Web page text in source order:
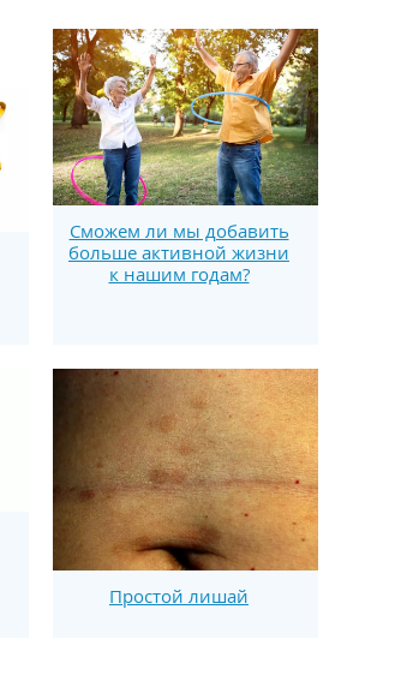
Сможем ли мы добавить
больше активной жизни
к нашим годам?
Простой лишай